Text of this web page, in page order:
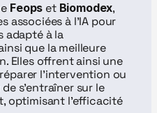
Feops et Biomodex,
associées à l’IA pour
adapté à la
que la meilleure
Elles offrent ainsi une
l’intervention ou
s’entraîner sur le
optimisant l’efficacité